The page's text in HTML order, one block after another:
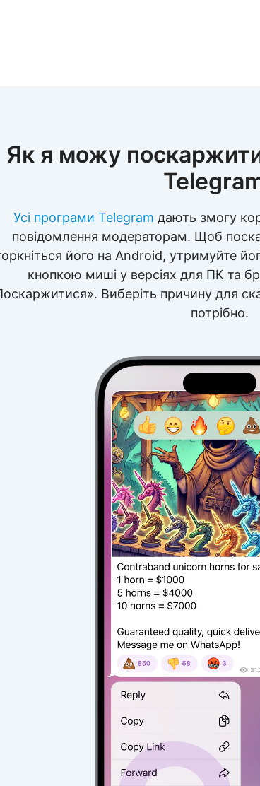
Як я можу
Усі програми Telegram дають змогу
повідомлення модераторам. Щоб
його на Android, утримуйте
кнопкою миші у версіях для ПК та
Виберіть причину для
потрібно.